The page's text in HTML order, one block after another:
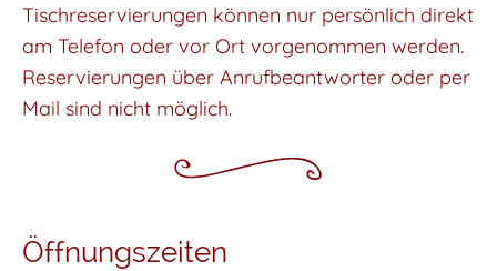
Tischreservierungen können nur persönlich direkt
am Telefon oder vor Ort vorgenommen werden.
Reservierungen über Anrufbeantworter oder per
Mail sind nicht möglich.
Öffnungszeiten